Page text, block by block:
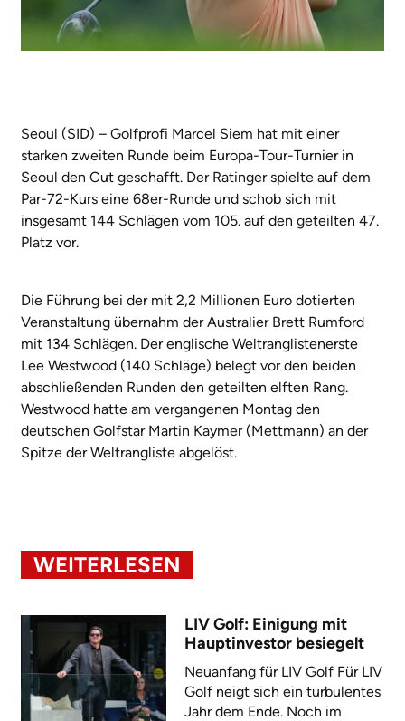
Seoul (SID) – Golfprofi Marcel Siem hat mit einer
starken zweiten Runde beim Europa-Tour-Turnier in
Seoul den Cut geschafft. Der Ratinger spielte auf dem
Par-72-Kurs eine 68er-Runde und schob sich mit
insgesamt 144 Schlägen vom 105. auf den geteilten 47.
Platz vor.
Die Führung bei der mit 2,2 Millionen Euro dotierten
Veranstaltung übernahm der Australier Brett Rumford
mit 134 Schlägen. Der englische Weltranglistenerste
Lee Westwood (140 Schläge) belegt vor den beiden
abschließenden Runden den geteilten elften Rang.
Westwood hatte am vergangenen Montag den
deutschen Golfstar Martin Kaymer (Mettmann) an der
Spitze der Weltrangliste abgelöst.
WEITERLESEN
LIV Golf: Einigung mit
Hauptinvestor besiegelt
Neuanfang für LIV Golf Für LIV
Golf neigt sich ein turbulentes
Jahr dem Ende. Noch im